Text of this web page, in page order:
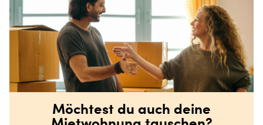
Möchtest du auch deine